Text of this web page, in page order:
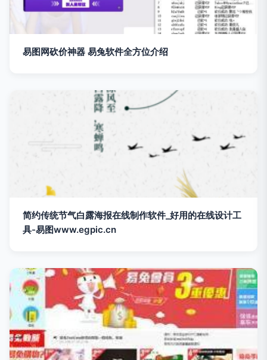
易图网砍价神器 易兔软件全方位介绍
简约传统节气白露海报在线制作软件_好用的在线设计工
具-易图www.egpic.cn